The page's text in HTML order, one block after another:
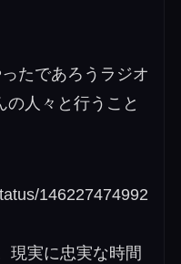
たであろうラジオ
の人々と行うこと
146227474992
現実に忠実な時間